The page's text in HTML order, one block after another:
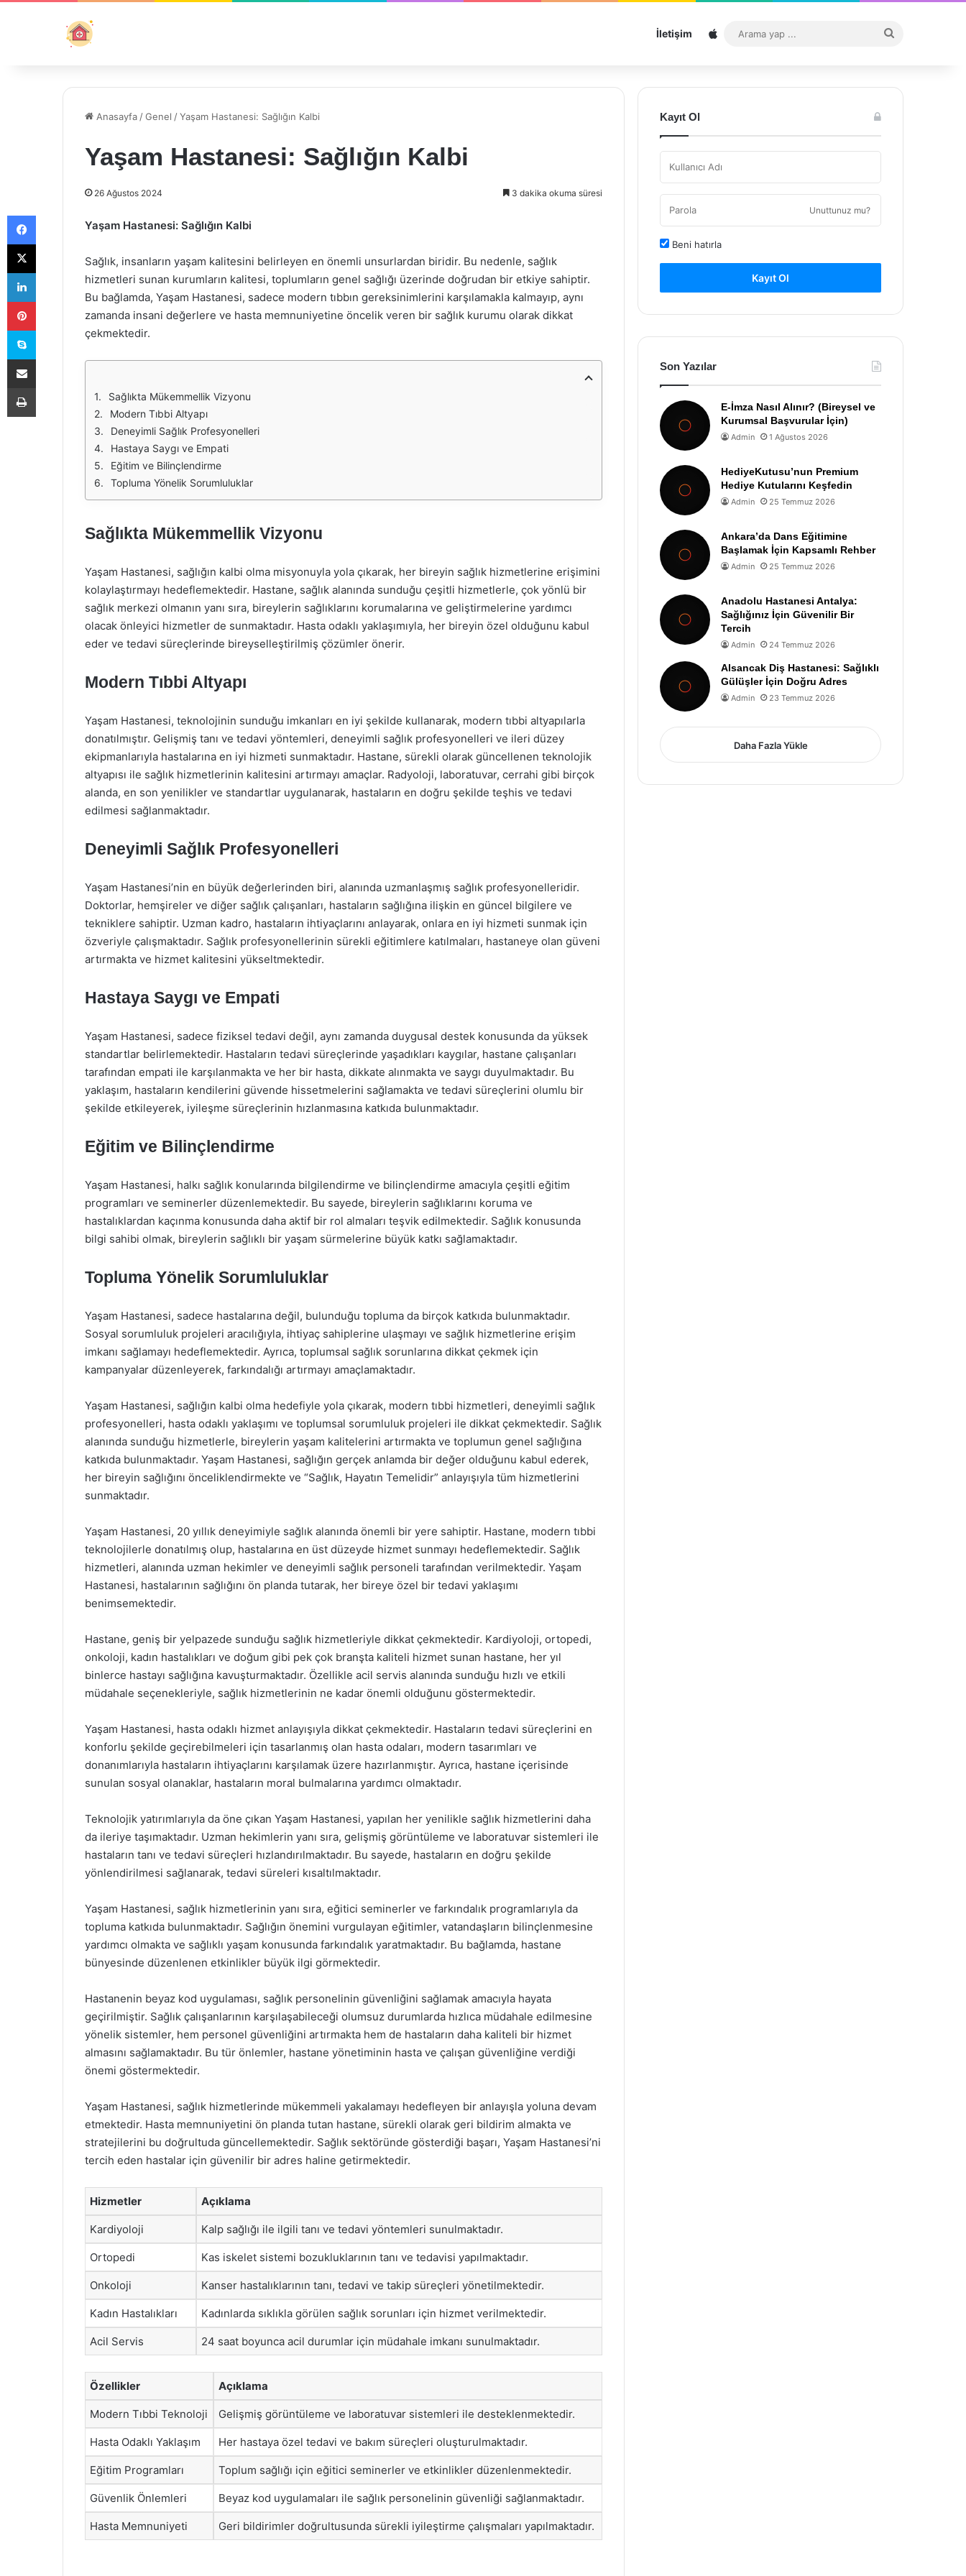
İletişim Sitemap
...
Anasayfa /Genel /Yaşam Hastanesi: Sağlığın Kalbi
Yaşam Hastanesi: Sağlığın Kalbi
26 Ağustos 2024 3 dakika okuma süresi
Yaşam Hastanesi: Sağlığın Kalbi
Sağlık, insanların yaşam kalitesini belirleyen en önemli unsurlardan biridir. Bu nedenle, sağlık
hizmetleri sunan kurumların kalitesi, toplumların genel sağlığı üzerinde doğrudan bir etkiye sahiptir.
Bu bağlamda, Yaşam Hastanesi, sadece modern tıbbın gereksinimlerini karşılamakla kalmayıp, aynı
zamanda insani değerlere ve hasta memnuniyetine öncelik veren bir sağlık kurumu olarak dikkat
çekmektedir.
Sağlıkta Mükemmellik Vizyonu
Modern Tıbbi Altyapı
Deneyimli Sağlık Profesyonelleri
Hastaya Saygı ve Empati
Eğitim ve Bilinçlendirme
Topluma Yönelik Sorumluluklar
Sağlıkta Mükemmellik Vizyonu
Yaşam Hastanesi, sağlığın kalbi olma misyonuyla yola çıkarak, her bireyin sağlık hizmetlerine erişimini
kolaylaştırmayı hedeflemektedir. Hastane, sağlık alanında sunduğu çeşitli hizmetlerle, çok yönlü bir
sağlık merkezi olmanın yanı sıra, bireylerin sağlıklarını korumalarına ve geliştirmelerine yardımcı
olacak önleyici hizmetler de sunmaktadır. Hasta odaklı yaklaşımıyla, her bireyin özel olduğunu kabul
eder ve tedavi süreçlerinde bireyselleştirilmiş çözümler önerir.
Modern Tıbbi Altyapı
Yaşam Hastanesi, teknolojinin sunduğu imkanları en iyi şekilde kullanarak, modern tıbbi altyapılarla
donatılmıştır. Gelişmiş tanı ve tedavi yöntemleri, deneyimli sağlık profesyonelleri ve ileri düzey
ekipmanlarıyla hastalarına en iyi hizmeti sunmaktadır. Hastane, sürekli olarak güncellenen teknolojik
altyapısı ile sağlık hizmetlerinin kalitesini artırmayı amaçlar. Radyoloji, laboratuvar, cerrahi gibi birçok
alanda, en son yenilikler ve standartlar uygulanarak, hastaların en doğru şekilde teşhis ve tedavi
edilmesi sağlanmaktadır.
Deneyimli Sağlık Profesyonelleri
Yaşam Hastanesi’nin en büyük değerlerinden biri, alanında uzmanlaşmış sağlık profesyonelleridir.
Doktorlar, hemşireler ve diğer sağlık çalışanları, hastaların sağlığına ilişkin en güncel bilgilere ve
tekniklere sahiptir. Uzman kadro, hastaların ihtiyaçlarını anlayarak, onlara en iyi hizmeti sunmak için
özveriyle çalışmaktadır. Sağlık profesyonellerinin sürekli eğitimlere katılmaları, hastaneye olan güveni
artırmakta ve hizmet kalitesini yükseltmektedir.
Hastaya Saygı ve Empati
Yaşam Hastanesi, sadece fiziksel tedavi değil, aynı zamanda duygusal destek konusunda da yüksek
standartlar belirlemektedir. Hastaların tedavi süreçlerinde yaşadıkları kaygılar, hastane çalışanları
tarafından empati ile karşılanmakta ve her bir hasta, dikkate alınmakta ve saygı duyulmaktadır. Bu
yaklaşım, hastaların kendilerini güvende hissetmelerini sağlamakta ve tedavi süreçlerini olumlu bir
şekilde etkileyerek, iyileşme süreçlerinin hızlanmasına katkıda bulunmaktadır.
Eğitim ve Bilinçlendirme
Yaşam Hastanesi, halkı sağlık konularında bilgilendirme ve bilinçlendirme amacıyla çeşitli eğitim
programları ve seminerler düzenlemektedir. Bu sayede, bireylerin sağlıklarını koruma ve
hastalıklardan kaçınma konusunda daha aktif bir rol almaları teşvik edilmektedir. Sağlık konusunda
bilgi sahibi olmak, bireylerin sağlıklı bir yaşam sürmelerine büyük katkı sağlamaktadır.
Topluma Yönelik Sorumluluklar
Yaşam Hastanesi, sadece hastalarına değil, bulunduğu topluma da birçok katkıda bulunmaktadır.
Sosyal sorumluluk projeleri aracılığıyla, ihtiyaç sahiplerine ulaşmayı ve sağlık hizmetlerine erişim
imkanı sağlamayı hedeflemektedir. Ayrıca, toplumsal sağlık sorunlarına dikkat çekmek için
kampanyalar düzenleyerek, farkındalığı artırmayı amaçlamaktadır.
Yaşam Hastanesi, sağlığın kalbi olma hedefiyle yola çıkarak, modern tıbbi hizmetleri, deneyimli sağlık
profesyonelleri, hasta odaklı yaklaşımı ve toplumsal sorumluluk projeleri ile dikkat çekmektedir. Sağlık
alanında sunduğu hizmetlerle, bireylerin yaşam kalitelerini artırmakta ve toplumun genel sağlığına
katkıda bulunmaktadır. Yaşam Hastanesi, sağlığın gerçek anlamda bir değer olduğunu kabul ederek,
her bireyin sağlığını önceliklendirmekte ve “Sağlık, Hayatın Temelidir” anlayışıyla tüm hizmetlerini
sunmaktadır.
Yaşam Hastanesi, 20 yıllık deneyimiyle sağlık alanında önemli bir yere sahiptir. Hastane, modern tıbbi
teknolojilerle donatılmış olup, hastalarına en üst düzeyde hizmet sunmayı hedeflemektedir. Sağlık
hizmetleri, alanında uzman hekimler ve deneyimli sağlık personeli tarafından verilmektedir. Yaşam
Hastanesi, hastalarının sağlığını ön planda tutarak, her bireye özel bir tedavi yaklaşımı
benimsemektedir.
Hastane, geniş bir yelpazede sunduğu sağlık hizmetleriyle dikkat çekmektedir. Kardiyoloji, ortopedi,
onkoloji, kadın hastalıkları ve doğum gibi pek çok branşta kaliteli hizmet sunan hastane, her yıl
binlerce hastayı sağlığına kavuşturmaktadır. Özellikle acil servis alanında sunduğu hızlı ve etkili
müdahale seçenekleriyle, sağlık hizmetlerinin ne kadar önemli olduğunu göstermektedir.
Yaşam Hastanesi, hasta odaklı hizmet anlayışıyla dikkat çekmektedir. Hastaların tedavi süreçlerini en
konforlu şekilde geçirebilmeleri için tasarlanmış olan hasta odaları, modern tasarımları ve
donanımlarıyla hastaların ihtiyaçlarını karşılamak üzere hazırlanmıştır. Ayrıca, hastane içerisinde
sunulan sosyal olanaklar, hastaların moral bulmalarına yardımcı olmaktadır.
Teknolojik yatırımlarıyla da öne çıkan Yaşam Hastanesi, yapılan her yenilikle sağlık hizmetlerini daha
da ileriye taşımaktadır. Uzman hekimlerin yanı sıra, gelişmiş görüntüleme ve laboratuvar sistemleri ile
hastaların tanı ve tedavi süreçleri hızlandırılmaktadır. Bu sayede, hastaların en doğru şekilde
yönlendirilmesi sağlanarak, tedavi süreleri kısaltılmaktadır.
Yaşam Hastanesi, sağlık hizmetlerinin yanı sıra, eğitici seminerler ve farkındalık programlarıyla da
topluma katkıda bulunmaktadır. Sağlığın önemini vurgulayan eğitimler, vatandaşların bilinçlenmesine
yardımcı olmakta ve sağlıklı yaşam konusunda farkındalık yaratmaktadır. Bu bağlamda, hastane
bünyesinde düzenlenen etkinlikler büyük ilgi görmektedir.
Hastanenin beyaz kod uygulaması, sağlık personelinin güvenliğini sağlamak amacıyla hayata
geçirilmiştir. Sağlık çalışanlarının karşılaşabileceği olumsuz durumlarda hızlıca müdahale edilmesine
yönelik sistemler, hem personel güvenliğini artırmakta hem de hastaların daha kaliteli bir hizmet
almasını sağlamaktadır. Bu tür önlemler, hastane yönetiminin hasta ve çalışan güvenliğine verdiği
önemi göstermektedir.
Yaşam Hastanesi, sağlık hizmetlerinde mükemmeli yakalamayı hedefleyen bir anlayışla yoluna devam
etmektedir. Hasta memnuniyetini ön planda tutan hastane, sürekli olarak geri bildirim almakta ve
stratejilerini bu doğrultuda güncellemektedir. Sağlık sektöründe gösterdiği başarı, Yaşam Hastanesi’ni
tercih eden hastalar için güvenilir bir adres haline getirmektedir.
Hizmetler Açıklama
Kardiyoloji Kalp sağlığı ile ilgili tanı ve tedavi yöntemleri sunulmaktadır.
Ortopedi Kas iskelet sistemi bozukluklarının tanı ve tedavisi yapılmaktadır.
Onkoloji Kanser hastalıklarının tanı, tedavi ve takip süreçleri yönetilmektedir.
Kadın Hastalıkları Kadınlarda sıklıkla görülen sağlık sorunları için hizmet verilmektedir.
Acil Servis 24 saat boyunca acil durumlar için müdahale imkanı sunulmaktadır.
Özellikler Açıklama
Modern Tıbbi Teknoloji Gelişmiş görüntüleme ve laboratuvar sistemleri ile desteklenmektedir.
Hasta Odaklı Yaklaşım Her hastaya özel tedavi ve bakım süreçleri oluşturulmaktadır.
Eğitim Programları Toplum sağlığı için eğitici seminerler ve etkinlikler düzenlenmektedir.
Güvenlik Önlemleri Beyaz kod uygulamaları ile sağlık personelinin güvenliği sağlanmaktadır.
Hasta Memnuniyeti Geri bildirimler doğrultusunda sürekli iyileştirme çalışmaları yapılmaktadır.
Kayıt Ol
Unuttunuz mu?
Beni hatırla
Kayıt Ol
Son Yazılar
E-İmza Nasıl Alınır? (Bireysel ve
Kurumsal Başvurular İçin)
Admin 1 Ağustos 2026
HediyeKutusu’nun Premium
Hediye Kutularını Keşfedin
Admin 25 Temmuz 2026
Ankara’da Dans Eğitimine
Başlamak İçin Kapsamlı Rehber
Admin 25 Temmuz 2026
Anadolu Hastanesi Antalya:
Sağlığınız İçin Güvenilir Bir
Tercih
Admin 24 Temmuz 2026
Alsancak Diş Hastanesi: Sağlıklı
Gülüşler İçin Doğru Adres
Admin 23 Temmuz 2026
Daha Fazla Yükle
Facebook
X
LinkedIn
Pinterest
Skype
E-Posta ile paylaş